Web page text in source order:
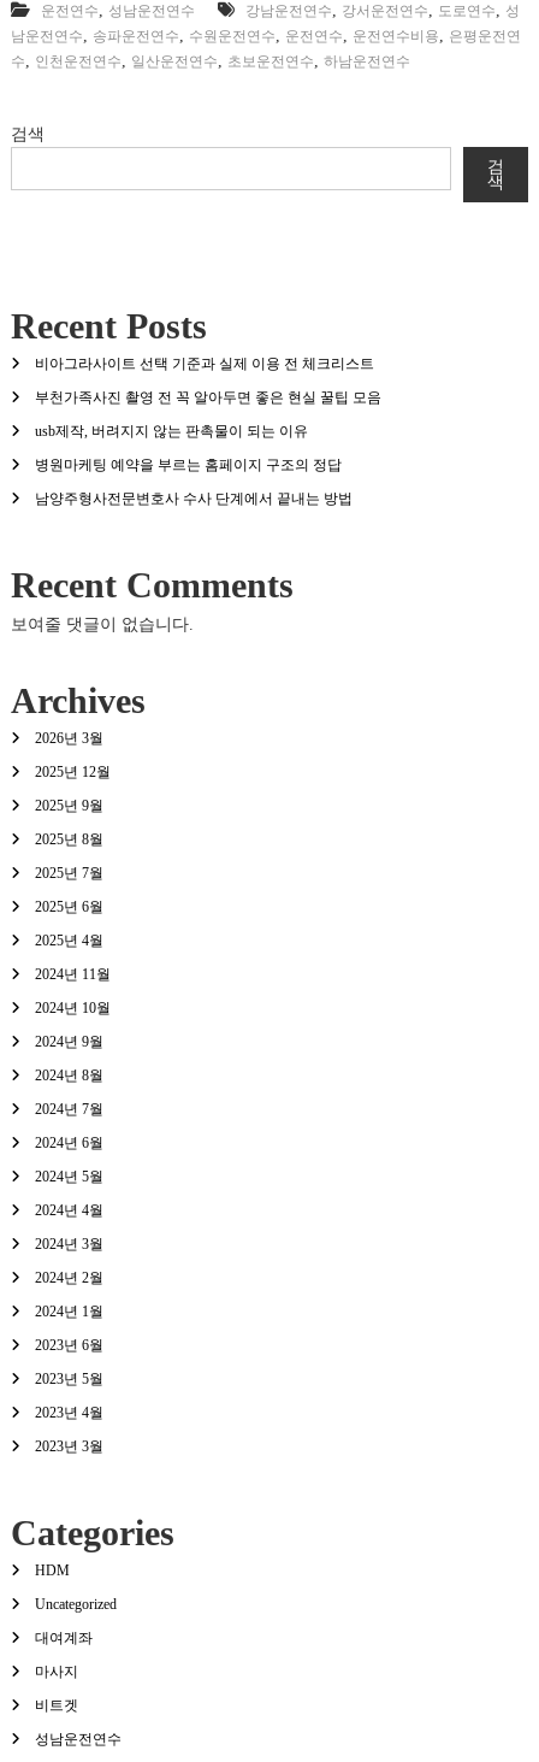
운전연수, 성남운전연수 강남운전연수, 강서운전연수, 도로연수, 성
남운전연수, 송파운전연수, 수원운전연수, 운전연수, 운전연수비용, 은평운전연
수, 인천운전연수, 일산운전연수, 초보운전연수, 하남운전연수
검색
검
색
Recent Posts
비아그라사이트 선택 기준과 실제 이용 전 체크리스트
부천가족사진 촬영 전 꼭 알아두면 좋은 현실 꿀팁 모음
usb제작, 버려지지 않는 판촉물이 되는 이유
병원마케팅 예약을 부르는 홈페이지 구조의 정답
남양주형사전문변호사 수사 단계에서 끝내는 방법
Recent Comments
보여줄 댓글이 없습니다.
Archives
2026년 3월
2025년 12월
2025년 9월
2025년 8월
2025년 7월
2025년 6월
2025년 4월
2024년 11월
2024년 10월
2024년 9월
2024년 8월
2024년 7월
2024년 6월
2024년 5월
2024년 4월
2024년 3월
2024년 2월
2024년 1월
2023년 6월
2023년 5월
2023년 4월
2023년 3월
Categories
HDM
Uncategorized
대여계좌
마사지
비트겟
성남운전연수